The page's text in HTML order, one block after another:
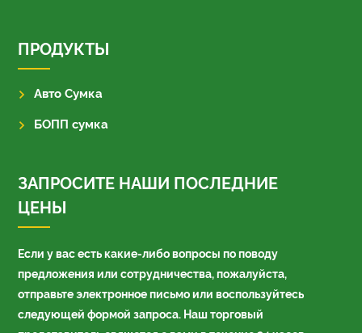
ПРОДУКТЫ
Авто Сумка
БОПП сумка
ЗАПРОСИТЕ НАШИ ПОСЛЕДНИЕ
ЦЕНЫ
Если у вас есть какие-либо вопросы по поводу
предложения или сотрудничества, пожалуйста,
отправьте электронное письмо или воспользуйтесь
следующей формой запроса. Наш торговый